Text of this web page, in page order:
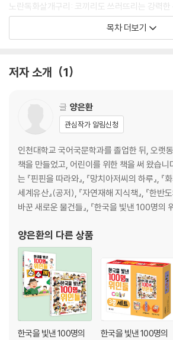
노란독화살개구리: 코끼리도 쓰러뜨리는 강력한
늑대: 숲속의 용맹한 사냥꾼
문어: 똑똑한 변신술사
바다거북: 등껍데기 하나면 안전해
바퀴벌레: 생존의 왕
박쥐: 어둠 속에서도 다 보이는 눈
방울뱀: 밤에도 보이는 열화상 카메라
벌꿀오소리: 겁 없기로는 내가 일등
보노보: 평화롭게 사는 게 최고야
불가사리: 무적의 재생 능력
불곰: 뭐든 잘 먹는 최고의 식성
사자: 사냥은 타이밍
스컹크: 무시무시한 독가스 발사
악어: 인내심의 왕
얼룩말: 줄무늬와 뒷발차기
연어: 슈퍼 내비게이션과 뛰어난 후각
오리너구리: 눈 감고도 먹이를 찾는 능력
왈라비: 강력한 스프링 다리
자이언트수달: 무시무시한 강의 사냥꾼
목차 더보기
저자 소개 1
글 양은환
관심작가 알림신청
인천대학교 국어국문학과를 졸업한 뒤, 오랫
책을 만들었고, 어린이를 위한 책을 써 왔습니
는 『핀핀을 따라와』, 『망치아저씨의 하루』,
세계유산』(공저), 『자연재해 지식책』, 『한반
바꾼 새로운 물건들』, 『한국을 빛낸 100명의
양은환의 다른 상품
한국을 빛낸 100명의
한국을 빛낸 100명의